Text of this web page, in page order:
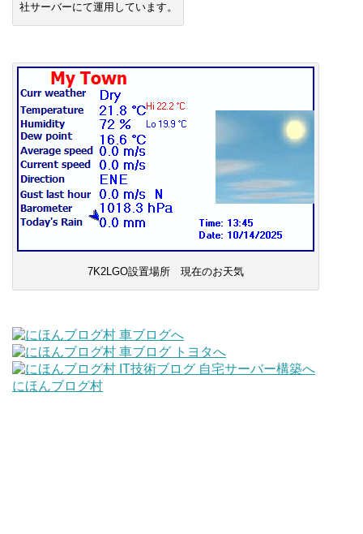
社サーバーにて運用しています。
7K2LGO設置場所 現在のお天気
にほんブログ村